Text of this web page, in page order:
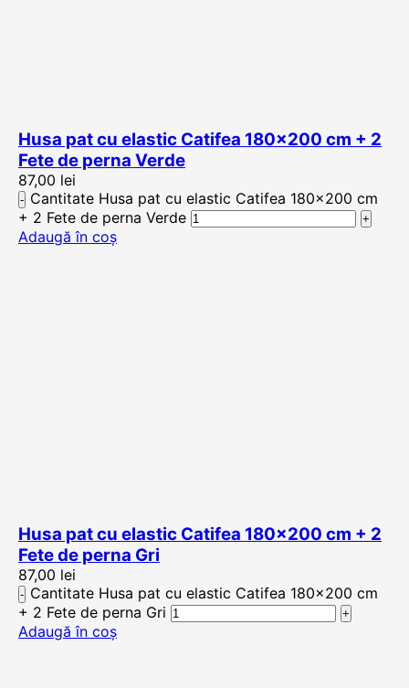
Husa pat cu elastic Catifea 180×200 cm + 2
Fete de perna Verde
87,00 lei
Cantitate Husa pat cu elastic Catifea 180×200 cm
+ 2 Fete de perna Verde
Adaugă în coș
Husa pat cu elastic Catifea 180×200 cm + 2
Fete de perna Gri
87,00 lei
Cantitate Husa pat cu elastic Catifea 180×200 cm
+ 2 Fete de perna Gri
Adaugă în coș